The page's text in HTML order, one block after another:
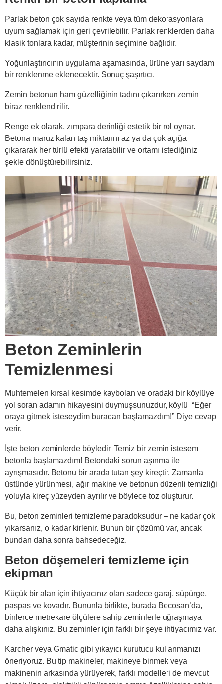
Parlak beton çok sayıda renkte veya tüm dekorasyonlara
uyum sağlamak için geri çevrilebilir. Parlak renklerden daha
klasik tonlara kadar, müşterinin seçimine bağlıdır.
Yoğunlaştırıcının uygulama aşamasında, ürüne yarı saydam
bir renklenme eklenecektir. Sonuç şaşırtıcı.
Zemin betonun ham güzelliğinin tadını çıkarırken zemin
biraz renklendirilir.
Renge ek olarak, zımpara derinliği estetik bir rol oynar.
Betona maruz kalan taş miktarını az ya da çok açığa
çıkararak her türlü efekti yaratabilir ve ortamı istediğiniz
şekle dönüştürebilirsiniz.
Beton Zeminlerin
Temizlenmesi
Muhtemelen kırsal kesimde kaybolan ve oradaki bir köylüye
yol soran adamın hikayesini duymuşsunuzdur, köylü “Eğer
oraya gitmek isteseydim buradan başlamazdım!” Diye cevap
verir.
İşte beton zeminlerde böyledir. Temiz bir zemin istesem
betonla başlamazdım! Betondaki sorun aşınma ile
ayrışmasıdır. Betonu bir arada tutan şey kireçtir. Zamanla
üstünde yürünmesi, ağır makine ve betonun düzenli temizliği
yoluyla kireç yüzeyden ayrılır ve böylece toz oluşturur.
Bu, beton zeminleri temizleme paradoksudur – ne kadar çok
yıkarsanız, o kadar kirlenir. Bunun bir çözümü var, ancak
bundan daha sonra bahsedeceğiz.
Beton döşemeleri temizleme için
ekipman
Küçük bir alan için ihtiyacınız olan sadece garaj, süpürge,
paspas ve kovadır. Bununla birlikte, burada Becosan’da,
binlerce metrekare ölçülere sahip zeminlerle uğraşmaya
daha alışkınız. Bu zeminler için farklı bir şeye ihtiyacımız var.
Karcher veya Gmatic gibi yıkayıcı kurutucu kullanmanızı
öneriyoruz. Bu tip makineler, makineye binmek veya
makinenin arkasında yürüyerek, farklı modelleri de mevcut